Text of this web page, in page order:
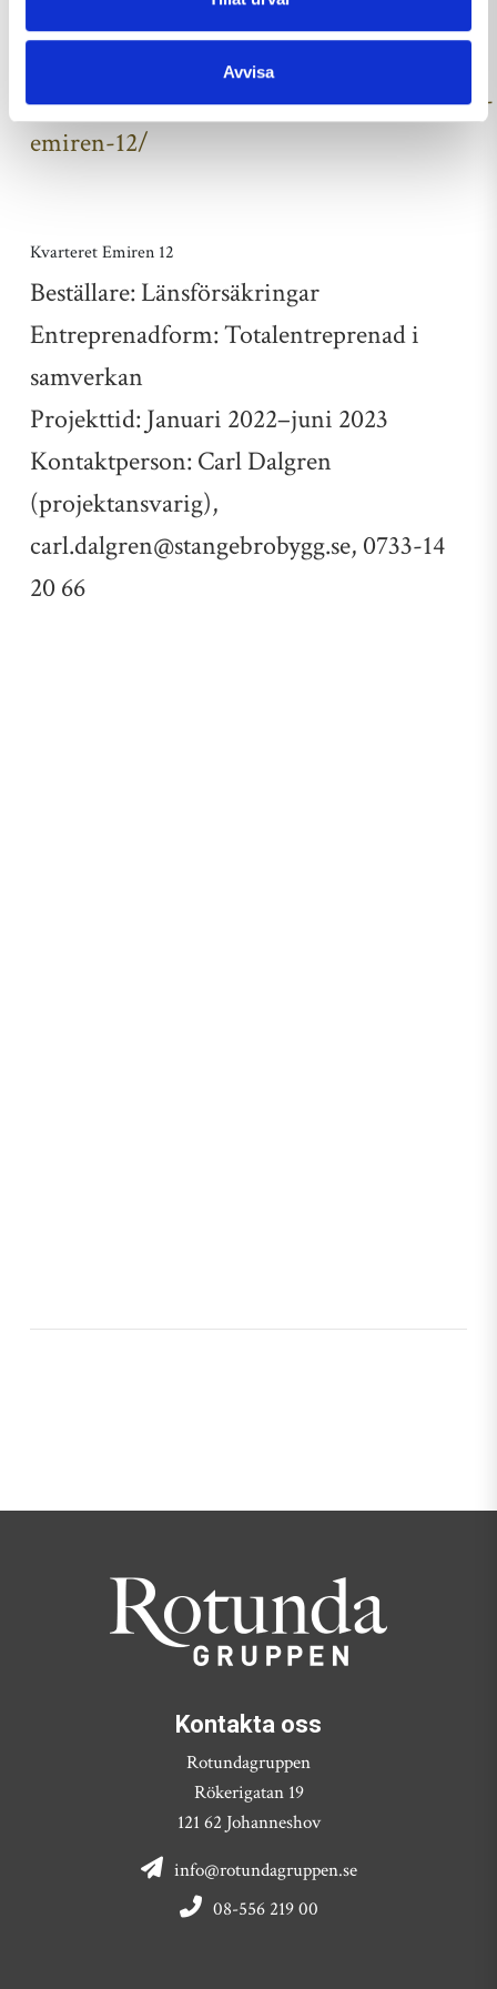
Avvisa
För mer information,
se:https://www.stangebrobygg.se/kvarteret-
emiren-12/
Kvarteret Emiren 12
Beställare: Länsförsäkringar
Entreprenadform: Totalentreprenad i
samverkan
Projekttid: Januari 2022–juni 2023
Kontaktperson: Carl Dalgren
(projektansvarig),
carl.dalgren@stangebrobygg.se, 0733-14
20 66
Kontakta oss
Rotundagruppen
Rökerigatan 19
121 62 Johanneshov
info@rotundagruppen.se
08-556 219 00